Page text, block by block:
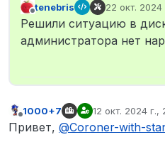
Не в сети
tenebris 22 окт. 2024
Решили ситуацию в
администратора нет
Не в сети
1000+7 12 окт. 2024 г.,
Привет, @Coroner-with-